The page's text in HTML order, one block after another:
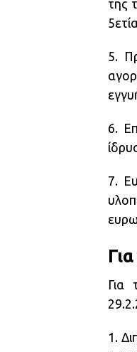
της
5.
6.
7.
Για
1.